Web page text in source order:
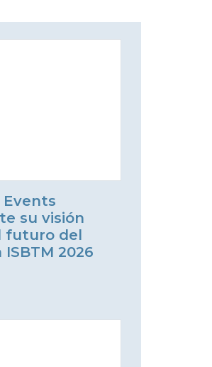
Events
su visión
futuro del
ISBTM 2026